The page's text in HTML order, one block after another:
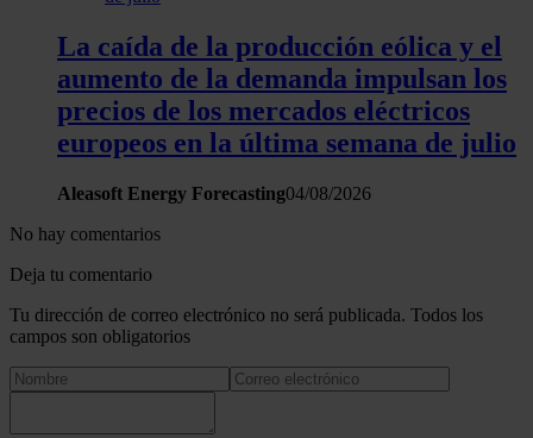
La caída de la producción eólica y el
aumento de la demanda impulsan los
precios de los mercados eléctricos
europeos en la última semana de julio
Aleasoft Energy Forecasting04/08/2026
No hay comentarios
Deja tu comentario
Tu dirección de correo electrónico no será publicada. Todos los
campos son obligatorios